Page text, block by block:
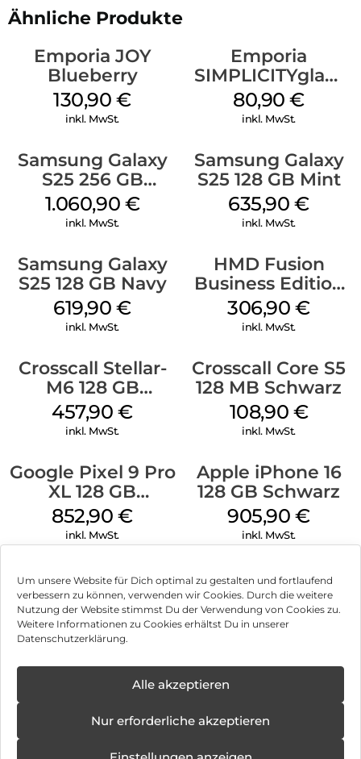
Um unsere Website für Dich optimal zu gestalten und fortlaufend
verbessern zu können, verwenden wir Cookies. Durch die weitere
Nutzung der Website stimmst Du der Verwendung von Cookies zu.
Weitere Informationen zu Cookies erhältst Du in unserer
Datenschutzerklärung.
Alle akzeptieren
Nur erforderliche akzeptieren
Ähnliche Produkte
Emporia JOY
Blueberry
130,90€
inkl. MwSt.
Emporia
SIMPLICITYglam
Weiss
80,90€
inkl. MwSt.
Samsung Galaxy
S25 256 GB
Icyblue
1.060,90 €
inkl. MwSt.
Samsung Galaxy
S25 128 GB Mint
635,90€
inkl. MwSt.
Samsung Galaxy
S25 128 GB Navy
619,90€
inkl. MwSt.
HMD Fusion
Business Edition
256 GB Grey
306,90€
inkl. MwSt.
Crosscall Stellar-
M6 128 GB
Schwarz
457,90€
inkl. MwSt.
Crosscall Core S5
128 MB Schwarz
108,90 €
inkl. MwSt.
Google Pixel 9 Pro
XL 128 GB
Obsidian
852,90€
inkl. MwSt.
Apple iPhone 16
128 GB Schwarz
905,90€
inkl. MwSt.
Impressum
Hinweis zur Batterieentsorgung
Können wir Dir behilflich sein?